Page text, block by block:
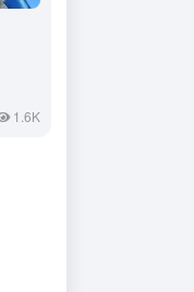
1.6K